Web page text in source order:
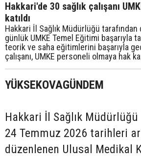
Hakkari'de 30 sağlık çalışanı
katıldı
Hakkari İl Sağlık Müdürlüğü
günlük UMKE Temel Eğitimi başarıyla
teorik ve saha eğitimlerini başarıyla
çalışanı, UMKE personeli olmaya hak
YÜKSEKOVAGÜNDEM
Hakkari İl Sağlık
24 Temmuz 2026 tarihleri
düzenlenen Ulusal Medikal